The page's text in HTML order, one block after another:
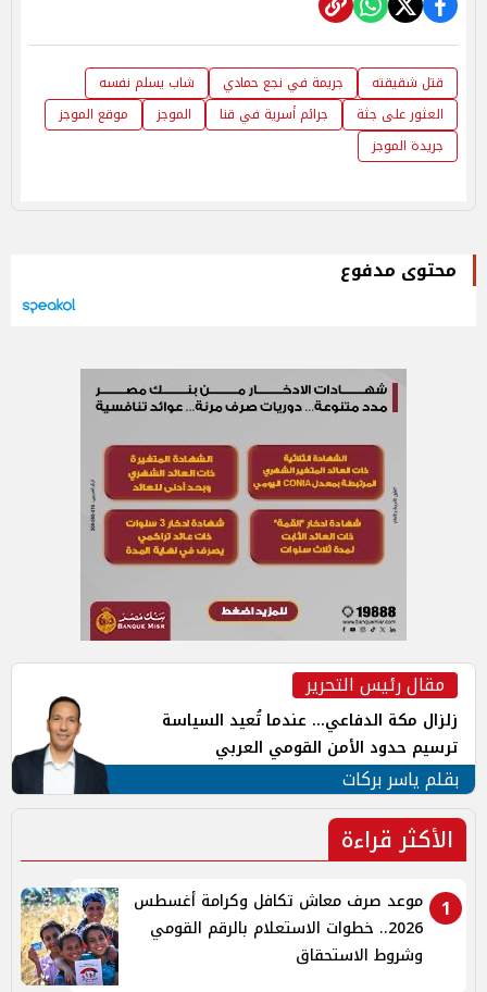
قتل شقيقته جريمة في نجع حمادي
شاب يسلم نفسه
العثور على جثة
جرائم أسرية في قنا الموجز
موقع الموجز
جريدة الموجز
محتوى مدفوع
مقال رئيس التحرير
زلزال مكة الدفاعي... عندما تُعيد السياسة
ترسيم حدود الأمن القومي العربي
بقلم ياسر بركات
الأكثر قراءة
1
موعد صرف معاش تكافل وكرامة أغسطس
2026.. خطوات الاستعلام بالرقم القومي
وشروط الاستحقاق